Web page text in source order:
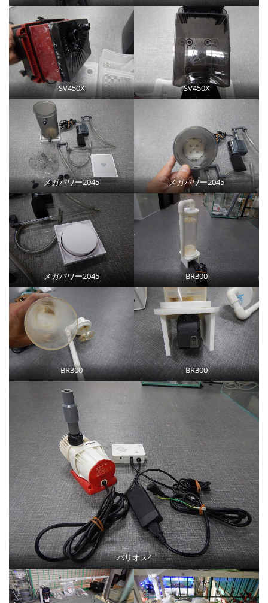
SV450X SV450X
メガパワー2045 メガパワー2045
メガパワー2045 BR300
BR300 BR300
バリオス4